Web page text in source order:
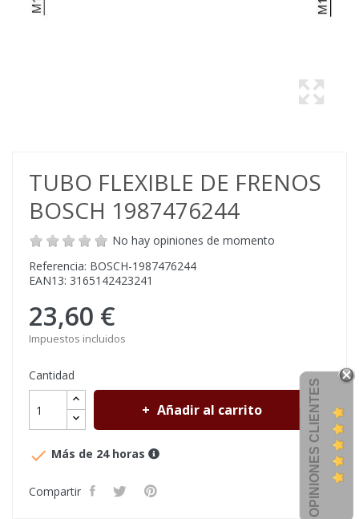
TUBO FLEXIBLE DE FRENOS
BOSCH 1987476244
No hay opiniones de momento
Referencia: BOSCH-1987476244
EAN13: 3165142423241
23,60 €
Impuestos incluidos
Cantidad
Añadir al carrito
 Más de 24 horas
Compartir OPINIONES CLIENTES